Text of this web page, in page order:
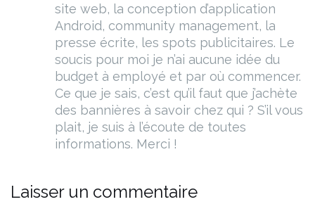
site web, la conception d’application
Android, community management, la
presse écrite, les spots publicitaires. Le
soucis pour moi je n’ai aucune idée du
budget à employé et par où commencer.
Ce que je sais, c’est qu’il faut que j’achète
des bannières à savoir chez qui ? S’il vous
plait, je suis à l’écoute de toutes
informations. Merci !
Laisser un commentaire